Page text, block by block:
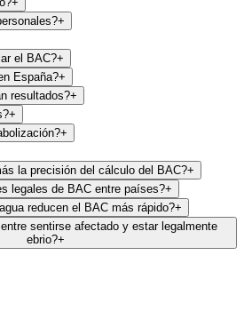
+
el BAC?+
España?+
resultados?+
+
+
la precisión del cálculo del BAC?+
legales de BAC entre países?+
reducen el BAC más rápido?+
sentirse afectado y estar legalmente
ebrio?+